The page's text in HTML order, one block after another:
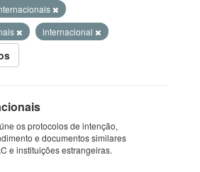
internacional
os protocolos de intenção,
e documentos similares
e instituições estrangeiras.